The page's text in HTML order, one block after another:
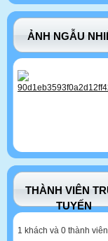
ẢNH NGẪU
THÀNH VIÊN
TUYẾN
1 khách và 0 thành viên